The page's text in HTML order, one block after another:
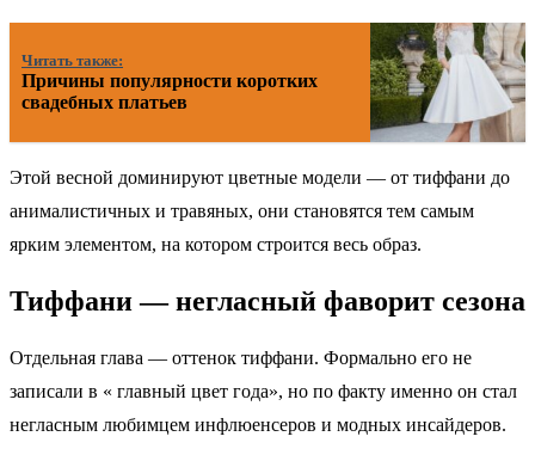
Читать также:
Причины популярности коротких
свадебных платьев
Этой весной доминируют цветные модели — от тиффани до
анималистичных и травяных, они становятся тем самым
ярким элементом, на котором строится весь образ.
Тиффани — негласный фаворит сезона
Отдельная глава — оттенок тиффани. Формально его не
записали в « главный цвет года», но по факту именно он стал
негласным любимцем инфлюенсеров и модных инсайдеров.